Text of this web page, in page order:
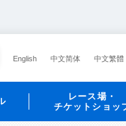
English 中文简体 中文繁體
レース場・
チケットショッ